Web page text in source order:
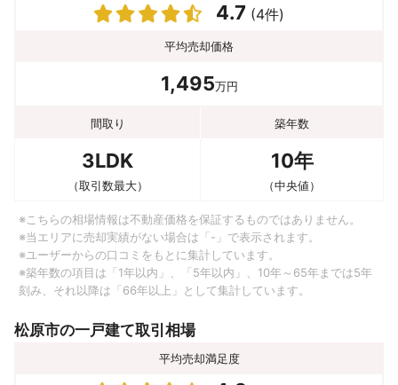
4.7 (4件)
平均売却価格
1,495万円
間取り 築年数
3LDK
（取引数最大）
10年
（中央値）
※こちらの相場情報は不動産価格を保証するものではありません。
※当エリアに売却実績がない場合は「-」で表示されます。
※ユーザーからの口コミをもとに集計しています。
※築年数の項目は「1年以内」、「5年以内」、10年～65年までは5年
刻み、それ以降は「66年以上」として集計しています。
松原市の一戸建て取引相場
平均売却満足度